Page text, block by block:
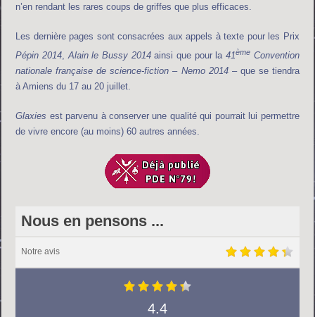
n’en rendant les rares coups de griffes que plus efficaces.
Les dernière pages sont consacrées aux appels à texte pour les Prix
Pépin 2014, Alain le Bussy 2014ainsi que pour la41ème Convention
nationale française de science-fiction – Nemo 2014– que se tiendra
à Amiens du 17 au 20 juillet.
Glaxies est parvenu à conserver une qualité qui pourrait lui permettre
de vivre encore (au moins) 60 autres années.
Nous en pensons ...
Notre avis
4.4